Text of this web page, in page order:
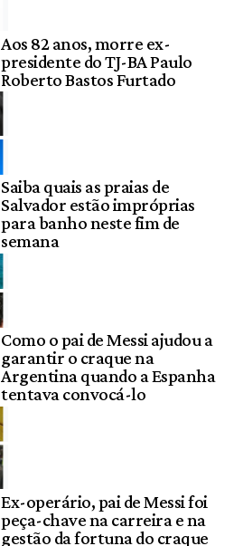
Aos 82 anos, morre ex-
presidente do TJ-BA Paulo
Roberto Bastos Furtado
Saiba quais as praias de
Salvador estão impróprias
para banho neste fim de
semana
Como o pai de Messi ajudou a
garantir o craque na
Argentina quando a Espanha
tentava convocá-lo
Ex-operário, pai de Messi foi
peça-chave na carreira e na
gestão da fortuna do craque